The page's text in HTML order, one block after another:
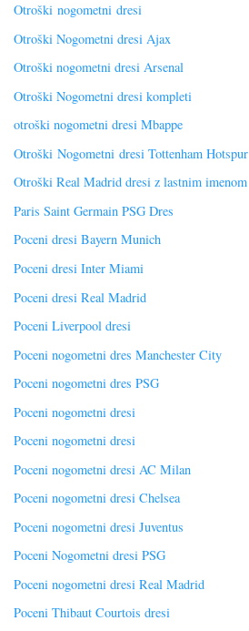
Otroški nogometni dresi
Otroški Nogometni dresi Ajax
Otroški nogometni dresi Arsenal
Otroški Nogometni dresi kompleti
otroški nogometni dresi Mbappe
Otroški Nogometni dresi Tottenham Hotspur
Otroški Real Madrid dresi z lastnim imenom
Paris Saint Germain PSG Dres
Poceni dresi Bayern Munich
Poceni dresi Inter Miami
Poceni dresi Real Madrid
Poceni Liverpool dresi
Poceni nogometni dres Manchester City
Poceni nogometni dres PSG
Poceni nogometni dresi
Poceni nogometni dresi
Poceni nogometni dresi AC Milan
Poceni nogometni dresi Chelsea
Poceni nogometni dresi Juventus
Poceni Nogometni dresi PSG
Poceni nogometni dresi Real Madrid
Poceni Thibaut Courtois dresi